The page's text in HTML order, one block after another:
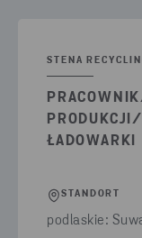
STENA
ŁADOWARKI
STANDORT
podlaskie: